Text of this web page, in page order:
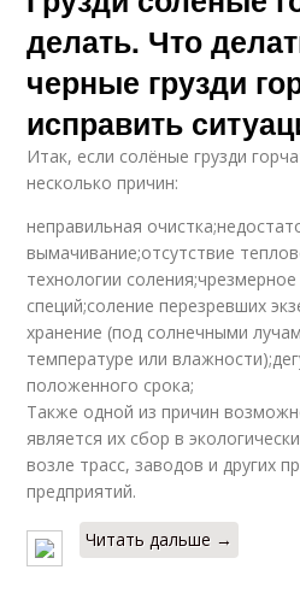
делать. Что
черные грузди
исправить
Итак, если солёные грузди
несколько причин:
неправильная
вымачивание;отсутствие
технологии
специй;соление перезревших
хранение (под солнечными
температуре или
положенного срока;
Также одной из причин
является их сбор в
возле трасс, заводов и других
предприятий.
Читать дальше →